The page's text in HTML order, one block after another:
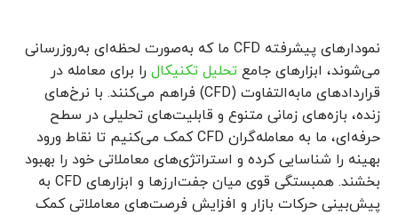
نمودارهای پیشرفته CFD ما که به‌صورت لحظه‌ای به‌روزرسانی
می‌شوند، ابزارهای جامع تحلیل تکنیکال را برای معامله در
قراردادهای مابه‌التفاوت (CFD) فراهم می‌کنند. با نرخ‌های
زنده، بازه‌های زمانی متنوع و قابلیت‌های تحلیلی در سطح
حرفه‌ای، ما به معامله‌گران CFD کمک می‌کنیم تا نقاط ورود
بهینه را شناسایی کرده و استراتژی‌های معاملاتی خود را بهبود
بخشند. همبستگی قوی میان جفت‌ارزها و ابزارهای CFD به
پیش‌بینی حرکات بازار و افزایش فرصت‌های معاملاتی کمک